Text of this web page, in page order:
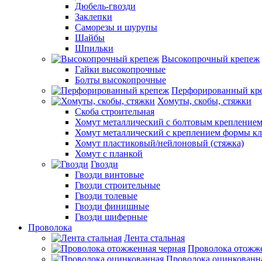
Дюбель-гвозди
Заклепки
Саморезы и шурупы
Шайбы
Шпильки
Высокопрочный крепеж
Гайки высокопрочные
Болты высокопрочные
Перфорированный
Хомуты, скобы, стяжки
Скоба строительная
Хомут металлический с болтовым креплением
Хомут металлический с креплением формы
Хомут пластиковый/нейлоновый (стяжка)
Хомут с планкой
Гвозди
Гвозди винтовые
Гвозди строительные
Гвозди толевые
Гвозди финишные
Гвозди шиферные
Проволока
Лента стальная
Проволока
Проволока